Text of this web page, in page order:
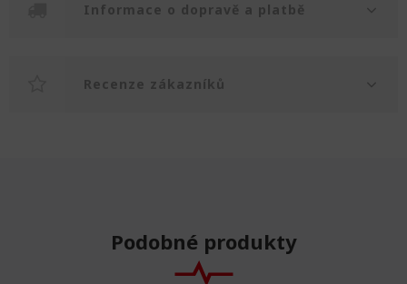
Informace o dopravě a platbě
Recenze zákazníků
Podobné produkty